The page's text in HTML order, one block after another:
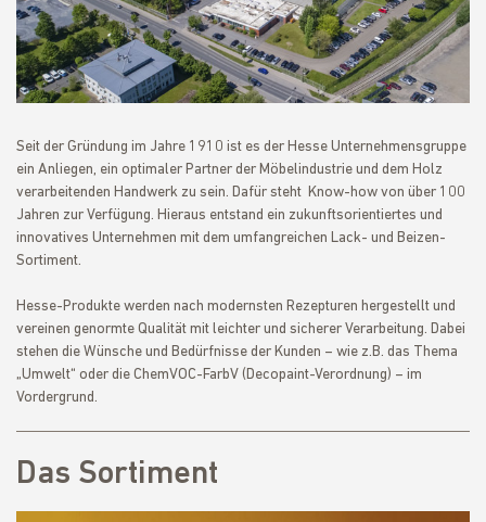
Seit der Gründung im Jahre 1910 ist es der Hesse Unternehmensgruppe
ein Anliegen, ein optimaler Partner der Möbelindustrie und dem Holz
verarbeitenden Handwerk zu sein. Dafür steht Know-how von über 100
Jahren zur Verfügung. Hieraus entstand ein zukunftsorientiertes und
innovatives Unternehmen mit dem umfangreichen Lack- und Beizen-
Sortiment.
Hesse-Produkte werden nach modernsten Rezepturen hergestellt und
vereinen genormte Qualität mit leichter und sicherer Verarbeitung. Dabei
stehen die Wünsche und Bedürfnisse der Kunden – wie z.B. das Thema
„Umwelt“ oder die ChemVOC-FarbV (Decopaint-Verordnung) – im
Vordergrund.
Das Sortiment